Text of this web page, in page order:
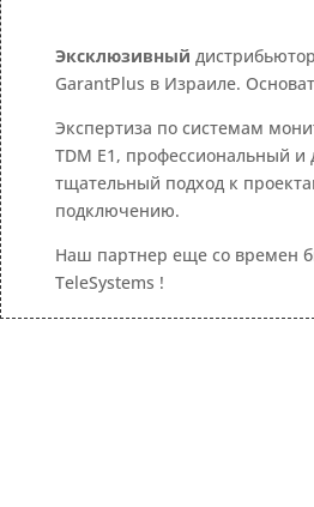
Эксклюзивный
GarantPlus в Израиле.
Экспертиза по системам
TDM E1, профессиональный и
тщательный подход к
подключению.
Наш партнер еще со времен
TeleSystems !